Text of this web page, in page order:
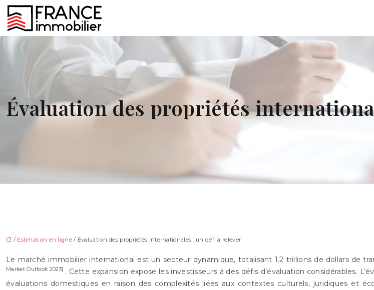
Évaluation des propriétés
/ Estimation en ligne/ Évaluation des propriétés internationales : un défi à relever
Le marché immobilier international est un secteur dynamique, totalisant 1.2 trillions de dollars de
Market Outlook 2023] . Cette expansion expose les investisseurs à des défis d’évaluation considérables.
évaluations domestiques en raison des complexités liées aux contextes culturels, juridiques et